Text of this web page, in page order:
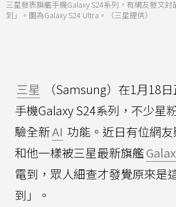
三星發表旗艦手機Galaxy S24系列，有網友發文討
到」。圖為Galaxy S24 Ultra。（三星提供）
三星
（Samsung）在1月18
手機Galaxy S24系列，不少星
驗全新AI 功能。近日有位網
和他一樣被三星最新旗艦
電到，眾人細查才發覺原來是
到」。